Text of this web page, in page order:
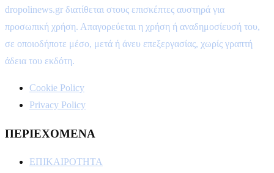
dropolinews.gr διατίθεται στους επισκέπτες αυστηρά για
προσωπική χρήση. Απαγορεύεται η χρήση ή αναδημοσίευσή του,
σε οποιοδήποτε μέσο, μετά ή άνευ επεξεργασίας, χωρίς γραπτή
άδεια του εκδότη.
Cookie Policy
Privacy Policy
ΠΕΡΙΕΧΟΜΕΝΑ
ΕΠΙΚΑΙΡΟΤΗΤΑ